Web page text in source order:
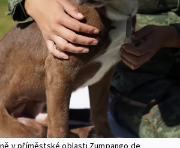
v příměstské oblasti Zumpango de